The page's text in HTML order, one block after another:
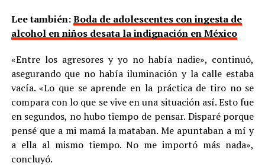
Lee también:Boda de adolescentes con ingesta de
alcohol en niños desata la indignación en México
«Entre los agresores y yo no había nadie», continuó,
asegurando que no había iluminación y la calle estaba
vacía. «Lo que se aprende en la práctica de tiro no se
compara con lo que se vive en una situación así. Esto fue
en segundos, no hubo tiempo de pensar. Disparé porque
pensé que a mi mamá la mataban. Me apuntaban a mí y
a ella al mismo tiempo. No me importó más nada»,
concluyó.